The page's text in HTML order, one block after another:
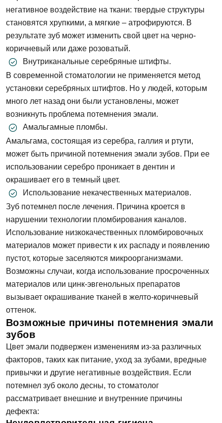
негативное воздействие на ткани: твердые структуры
становятся хрупкими, а мягкие – атрофируются. В
результате зуб может изменить свой цвет на черно-
коричневый или даже розоватый.
Внутриканальные серебряные штифты.
В современной стоматологии не применяется метод
установки серебряных штифтов. Но у людей, которым
много лет назад они были установлены, может
возникнуть проблема потемнения эмали.
Амальгамные пломбы.
Амальгама, состоящая из серебра, галлия и ртути,
может быть причиной потемнения эмали зубов. При ее
использовании серебро проникает в дентин и
окрашивает его в темный цвет.
Использование некачественных материалов.
Зуб потемнел после лечения. Причина кроется в
нарушении технологии пломбирования каналов.
Использование низкокачественных пломбировочных
материалов может привести к их распаду и появлению
пустот, которые заселяются микроорганизмами.
Возможны случаи, когда использование просроченных
материалов или цинк-эвгенольных препаратов
вызывает окрашивание тканей в желто-коричневый
оттенок.
Возможные причины потемнения эмали
зубов
Цвет эмали подвержен изменениям из-за различных
факторов, таких как питание, уход за зубами, вредные
привычки и другие негативные воздействия. Если
потемнел зуб около десны, то стоматолог
рассматривает внешние и внутренние причины
дефекта: